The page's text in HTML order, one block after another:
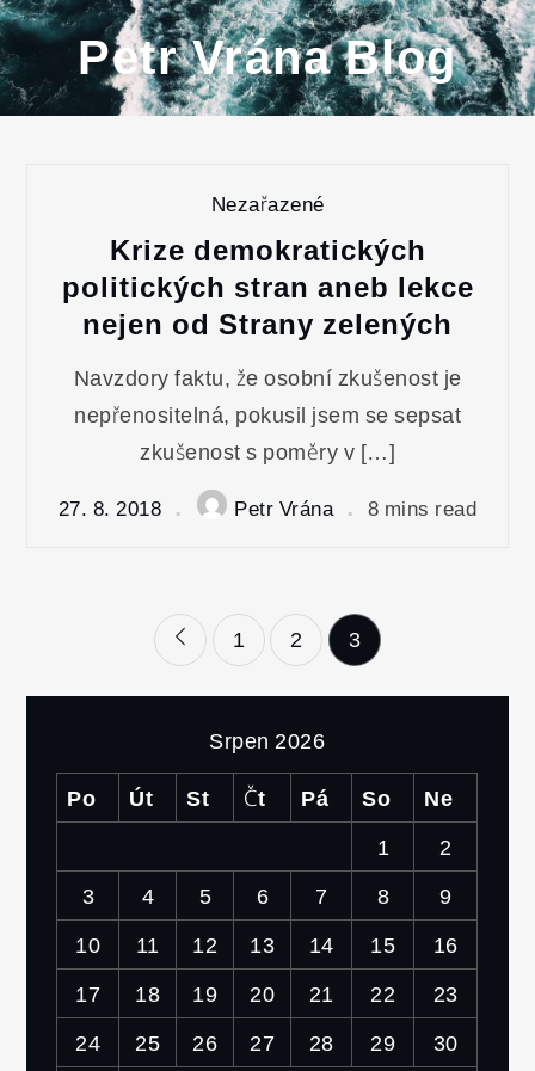
Skip
to
content
Petr Vrána Blog
Nezařazené
Krize demokratických
politických stran aneb lekce
nejen od Strany zelených
Navzdory faktu, že osobní zkušenost je
nepřenositelná, pokusil jsem se sepsat
zkušenost s poměry v […]
27. 8. 2018 Petr Vrána 8 mins read
Stránkování
příspěvků
1 2 3
Srpen 2026
Po Út St Čt Pá So
Ne
1
2
3
4 5 6 7 8
9
10
11 12 13 14 15
16
17
18 19 20 21 22
23
24
25 26 27 28 29
30